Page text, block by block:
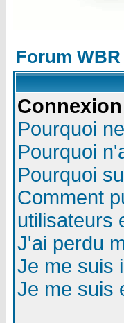
Forum
Pourquoi
Pourquoi
Pourquoi
Comment
utilisateurs
J'ai perdu
Je me suis
Je me suis